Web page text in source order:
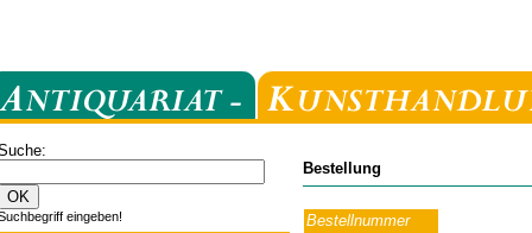
eingeben!
Bestellung
Bestellnummer